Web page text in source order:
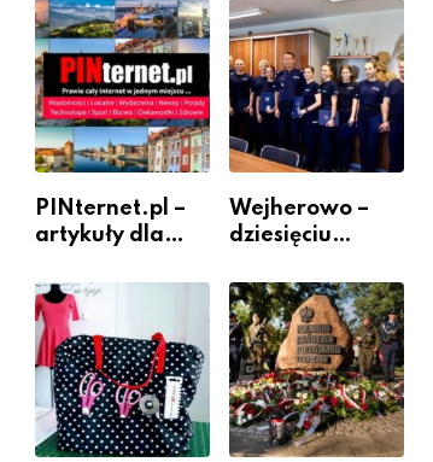
PINternet.pl –
artykuły dla
jako inwestycja
w widoczność
Wejherowo –
dziesięciu
policjantów w
szeregach
Komendy
Powiatowej